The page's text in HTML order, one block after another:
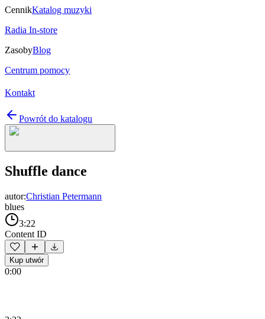
CennikKatalog muzyki
Radia In-store
ZasobyBlog
Centrum pomocy
Kontakt
Powrót do katalogu
Shuffle dance
autor:Christian Petermann
blues
3:22
Content ID
Kup utwór
0:00